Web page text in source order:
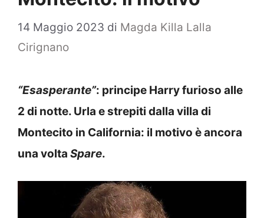
14 Maggio 2023 di Magda Killa Lalla
Cirignano
“Esasperante”: principe Harry furioso alle
2 di notte. Urla e strepiti dalla villa di
Montecito in California: il motivo è ancora
una volta Spare.